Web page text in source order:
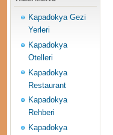
Kapadokya Gezi
Yerleri
Kapadokya
Otelleri
Kapadokya
Restaurant
Kapadokya
Rehberi
Kapadokya